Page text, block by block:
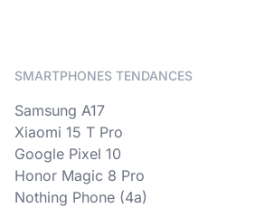
SMARTPHONES TENDANCES
Samsung A17
Xiaomi 15 T Pro
Google Pixel 10
Honor Magic 8 Pro
Nothing Phone (4a)